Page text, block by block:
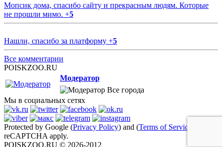
Мопсик дома, спасибо сайту и прекрасным людям. Которые
не прошли мимо. +5
Нашли, спасибо за платформу +5
Все комментарии
POISKZOO.RU
Модератор
Все города
Мы в социальных сетях
Protected by Google (Privacy Policy) and (Terms of Service
reCAPTCHA apply.
POISKZOO.RU © 2026-2012